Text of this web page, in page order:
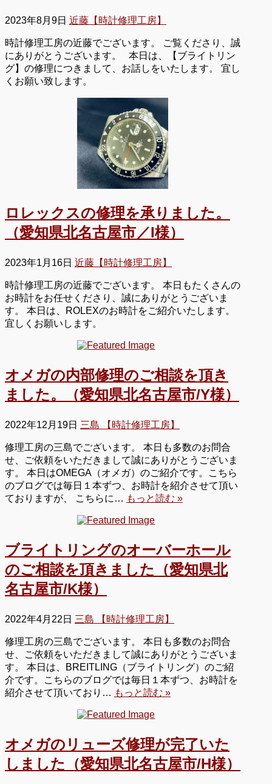
2023年8月9日 近藤【時計修理工房】
時計修理工房の近藤でございます。 ご覧くださり、誠
にありがとうございます。 本日は、【ブライトリン
グ】の修理につきまして、お話しをいたします。 宜し
くお願い致します。
ロレックスの修理を承りました。
（愛知県北名古屋市／I様）
2023年1月16日 近藤【時計修理工房】
時計修理工房の近藤でございます。 本日もたくさんの
お時計をお任せくださり、誠にありがとうございま
す。 本日は、ROLEXのお時計をご紹介いたします。
宜しくお願いします。
オメガの内部修理のご相談を頂き
ました。（愛知県北名古屋市/Y様）
2022年12月19日 三島 【時計修理工房】
修理工房の三島でございます。 本日も多数のお問合
せ、ご依頼をいただきまして誠にありがとうございま
す。 本日はOMEGA（オメガ）のご紹介です。こちら
のブログでは毎日１本ずつ、お時計を紹介させて頂い
ておりますが、 こちらに… もっと読む »
ブライトリングのオーバーホール
のご相談を頂きました（愛知県北
名古屋市/K様）
2022年4月22日 三島 【時計修理工房】
修理工房の三島でございます。 本日も多数のお問合
せ、ご依頼をいただきまして誠にありがとうございま
す。 本日は、BREITLING（ブライトリング）のご紹
介です。こちらのブログでは毎日１本ずつ、お時計を
紹介させて頂いており… もっと読む »
オメガのリューズ修理が完了いた
しました（愛知県北名古屋市/H様）